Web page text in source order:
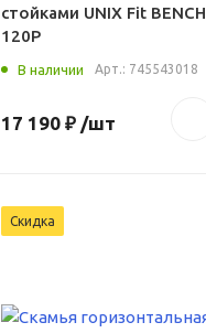
стойками UNIX Fit BENCH
120P
В наличии Арт.: 745543018
17 190 ₽ /шт
Скидка